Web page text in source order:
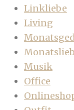
Linkliebe
Living
Musik
Office